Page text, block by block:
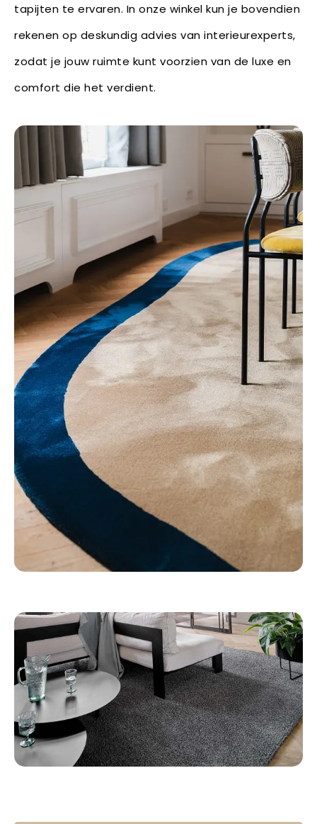
tapijten te ervaren. In onze winkel kun je bovendien
rekenen op deskundig advies van interieurexperts,
zodat je jouw ruimte kunt voorzien van de luxe en
comfort die het verdient.